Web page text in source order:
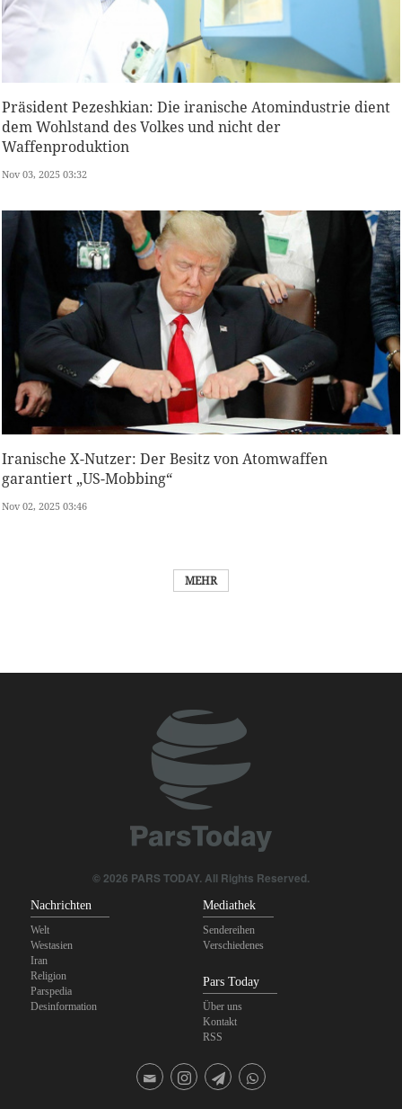
Präsident Pezeshkian: Die iranische Atomindustrie dient
dem Wohlstand des Volkes und nicht der
Waffenproduktion
Nov 03, 2025 03:32
Iranische X-Nutzer: Der Besitz von Atomwaffen
garantiert „US-Mobbing“
Nov 02, 2025 03:46
MEHR
© 2026 PARS TODAY. All Rights Reserved.
Nachrichten
Welt
Westasien
Iran
Religion
Parspedia
Desinformation
Mediathek
Sendereihen
Verschiedenes
Pars Today
Über uns
Kontakt
RSS